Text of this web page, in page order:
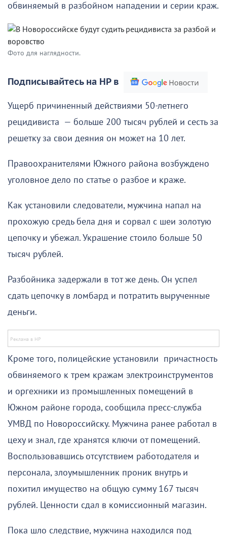
обвиняемый в разбойном нападении и серии краж.
Фото для наглядности.
Подписывайтесь на НР в
Ущерб причиненный действиями 50-летнего
рецидивиста — больше 200 тысяч рублей и сесть за
решетку за свои деяния он может на 10 лет.
Правоохранителями Южного района возбуждено
уголовное дело по статье о разбое и краже.
Как установили следователи, мужчина напал на
прохожую средь бела дня и сорвал с шеи золотую
цепочку и убежал. Украшение стоило больше 50
тысяч рублей.
Разбойника задержали в тот же день. Он успел
сдать цепочку в ломбард и потратить вырученные
деньги.
Кроме того, полицейские установили причастность
обвиняемого к трем кражам электроинструментов
и оргехники из промышленных помещений в
Южном районе города, сообщила пресс-служба
УМВД по Новороссийску. Мужчина ранее работал в
цеху и знал, где хранятся ключи от помещений.
Воспользовавшись отсутствием работодателя и
персонала, злоумышленник проник внутрь и
похитил имущество на общую сумму 167 тысяч
рублей. Ценности сдал в комиссионный магазин.
Пока шло следствие, мужчина находился под